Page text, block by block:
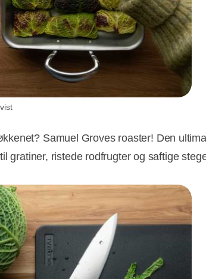
Samuel Groves roaster! Den
gratiner, ristede rodfrugter og saftige